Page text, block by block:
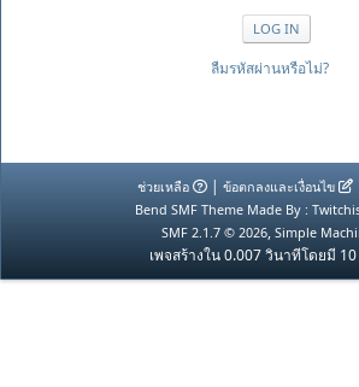
ลืมรหัสผ่านหรือไม่?
ช่วยเหลือ | ข้อตกลงและเงื่อนไข
Bend SMF Theme Made By :
SMF 2.1.7 © 2026, Simple
เพจสร้างใน 0.007 วินาทีโดยมี 10